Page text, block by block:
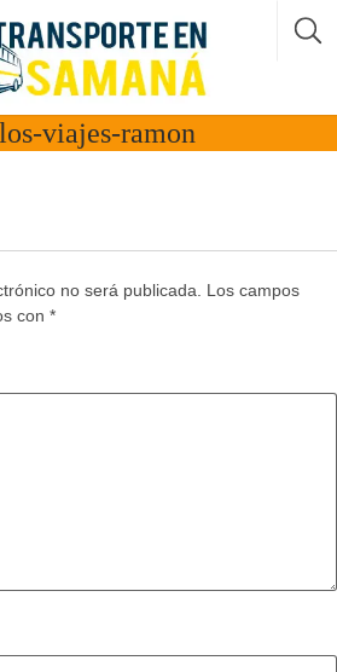
viajes-ramon
no será publicada.
Los campos
con *